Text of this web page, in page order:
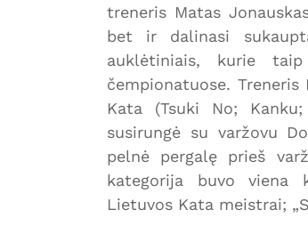
treneris Matas
bet ir dalinasi
auklėtiniais, kurie
čempionatuose.
Kata (Tsuki No;
susirungė su varžovu
pelnė pergalę prieš
kategorija buvo viena
Lietuvos Kata meistrai;